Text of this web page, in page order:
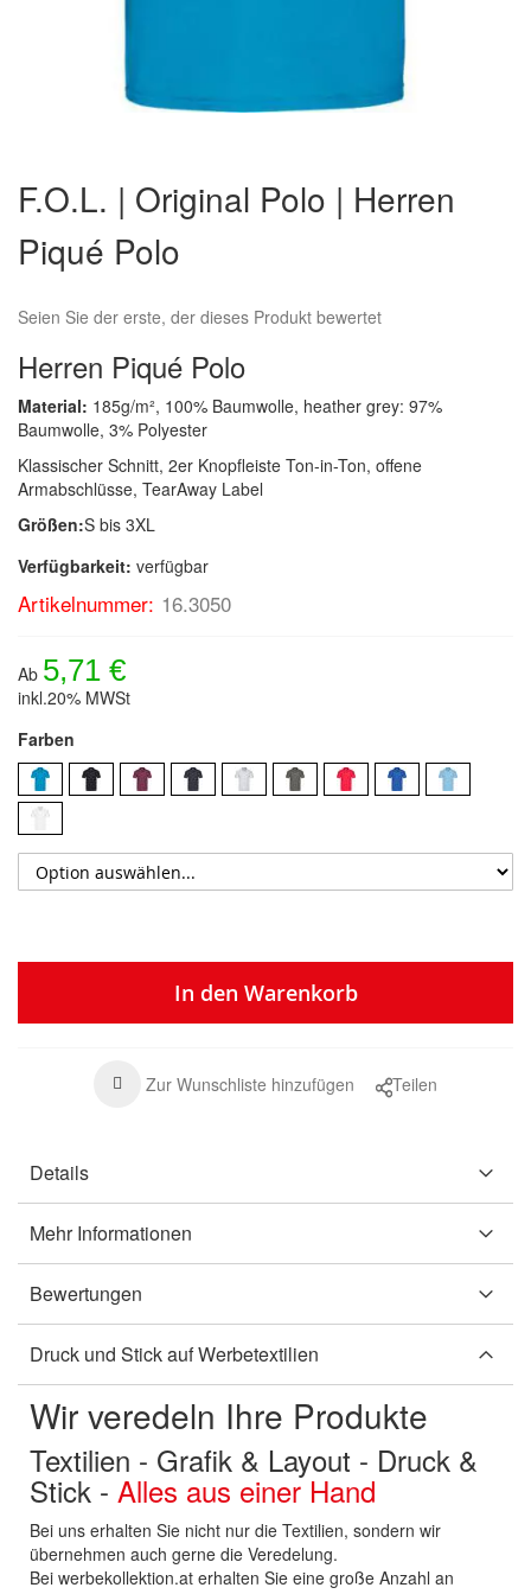
der
Bildergalerie
springen
F.O.L. | Original Polo | Herren
Piqué Polo
Seien Sie der erste, der dieses Produkt bewertet
Herren Piqué Polo
Material: 185g/m², 100% Baumwolle, heather grey: 97%
Baumwolle, 3% Polyester
Klassischer Schnitt, 2er Knopfleiste Ton-in-Ton, offene
Armabschlüsse, TearAway Label
Größen:S bis 3XL
Verfügbarkeit: verfügbar
Artikelnummer: 16.3050
Ab 5,71 €
inkl.20% MWSt
Farben
In den Warenkorb
Zur Wunschliste hinzufügen Teilen
Details
Mehr Informationen
Bewertungen
Druck und Stick auf Werbetextilien
Wir veredeln Ihre Produkte
Textilien - Grafik & Layout - Druck &
Stick - Alles aus einer Hand
Bei uns erhalten Sie nicht nur die Textilien, sondern wir
übernehmen auch gerne die Veredelung.
Bei werbekollektion.at erhalten Sie eine große Anzahl an